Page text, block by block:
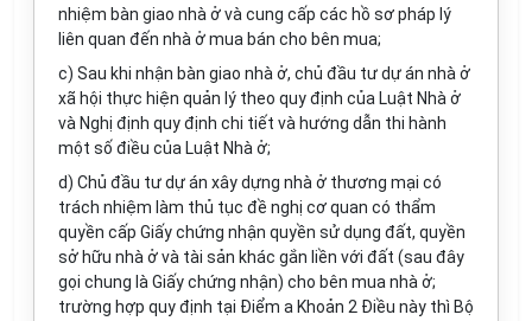
nhiệm bàn giao nhà ở và cung cấp các hồ sơ pháp lý
liên quan đến nhà ở mua bán cho bên mua;
c) Sau khi nhận bàn giao nhà ở, chủ đầu tư dự án nhà ở
xã hội thực hiện quản lý theo quy định của Luật Nhà ở
và Nghị định quy định chi tiết và hướng dẫn thi hành
một số điều của Luật Nhà ở;
d) Chủ đầu tư dự án xây dựng nhà ở thương mại có
trách nhiệm làm thủ tục đề nghị cơ quan có thẩm
quyền cấp Giấy chứng nhận quyền sử dụng đất, quyền
sở hữu nhà ở và tài sản khác gắn liền với đất (sau đây
gọi chung là Giấy chứng nhận) cho bên mua nhà ở;
trường hợp quy định tại Điểm a Khoản 2 Điều này thì Bộ